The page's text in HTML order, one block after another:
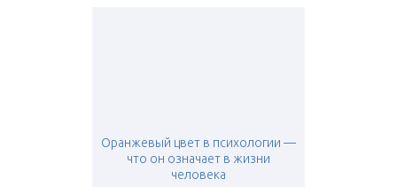
Оранжевый цвет в психологии —
что он означает в жизни
человека